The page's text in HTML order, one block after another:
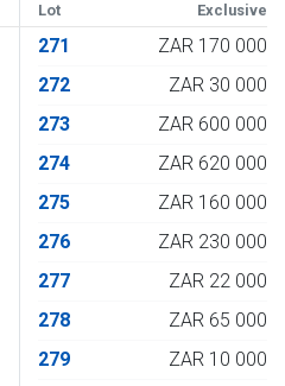
Lot Exclusive
271
ZAR 170 000
272
ZAR 30 000
273
ZAR 600 000
274
ZAR 620 000
275
ZAR 160 000
276
ZAR 230 000
277
ZAR 22 000
278
ZAR 65 000
279
ZAR 10 000